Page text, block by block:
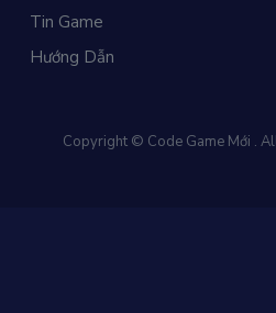
Tin Game
Hướng Dẫn
Copyright © Code Game Mới .